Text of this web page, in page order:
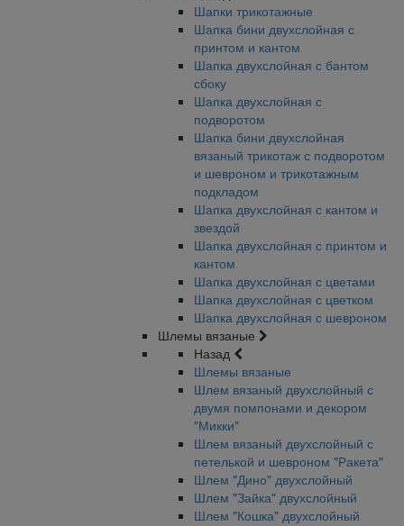
Шапки трикотажные
Шапка бини двухслойная с
принтом и кантом
Шапка двухслойная с бантом
сбоку
Шапка двухслойная с
подворотом
Шапка бини двухслойная
вязаный трикотаж с подворотом
и шевроном и трикотажным
подкладом
Шапка двухслойная с кантом и
звездой
Шапка двухслойная с принтом и
кантом
Шапка двухслойная с цветами
Шапка двухслойная с цветком
Шапка двухслойная с шевроном
Шлемы вязаные
Назад
Шлемы вязаные
Шлем вязаный двухслойный с
двумя помпонами и декором
"Микки"
Шлем вязаный двухслойный с
петелькой и шевроном "Ракета"
Шлем "Дино" двухслойный
Шлем "Зайка" двухслойный
Шлем "Кошка" двухслойный